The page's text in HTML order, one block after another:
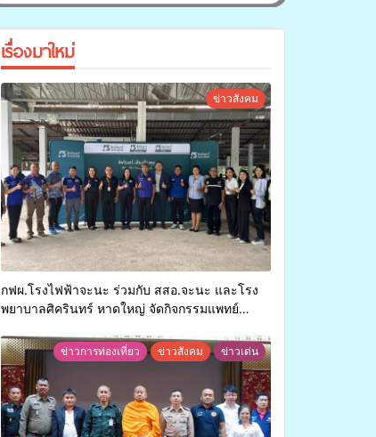
เรื่องมาใหม่
ข่าวสังคม
กฟผ.โรงไฟฟ้าจะนะ ร่วมกับ สสอ.จะนะ และโรง
พยาบาลศิครินทร์ หาดใหญ่ จัดกิจกรรมแพทย์
ข่าวการท่องเที่ยว ข่าวสังคม ข่าวเด่น